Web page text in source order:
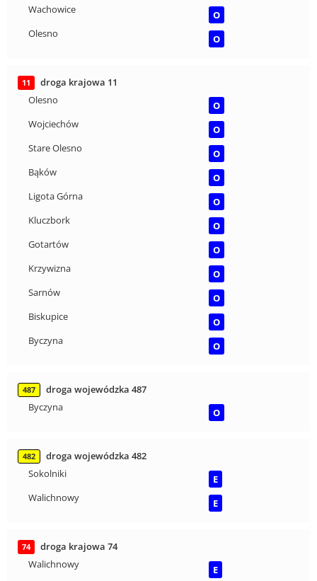
Wachowice
O
Olesno
O
11
droga krajowa 11
Olesno
O
Wojciechów
O
Stare Olesno
O
Bąków
O
Ligota Górna
O
Kluczbork
O
Gotartów
O
Krzywizna
O
Sarnów
O
Biskupice
O
Byczyna
O
487
droga wojewódzka 487
Byczyna
O
482
droga wojewódzka 482
Sokolniki
E
Walichnowy
E
74
droga krajowa 74
Walichnowy
E